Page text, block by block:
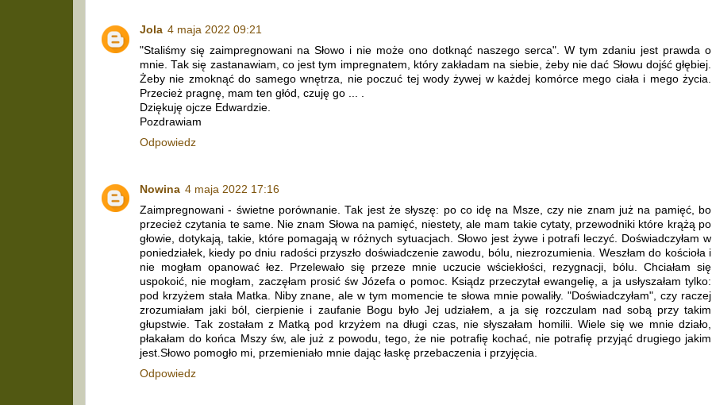
Jola 4 maja 2022 09:21
"Staliśmy się zaimpregnowani na Słowo i nie może ono dotknąć naszego serca". W tym zdaniu jest prawda o
mnie. Tak się zastanawiam, co jest tym impregnatem, który zakładam na siebie, żeby nie dać Słowu dojść głębiej.
Żeby nie zmoknąć do samego wnętrza, nie poczuć tej wody żywej w każdej komórce mego ciała i mego życia.
Przecież pragnę, mam ten głód, czuję go ... .
Dziękuję ojcze Edwardzie.
Pozdrawiam
Odpowiedz
Nowina 4 maja 2022 17:16
Zaimpregnowani - świetne porównanie. Tak jest że słyszę: po co idę na Msze, czy nie znam już na pamięć, bo
przecież czytania te same. Nie znam Słowa na pamięć, niestety, ale mam takie cytaty, przewodniki które krążą po
głowie, dotykają, takie, które pomagają w różnych sytuacjach. Słowo jest żywe i potrafi leczyć. Doświadczyłam w
poniedziałek, kiedy po dniu radości przyszło doświadczenie zawodu, bólu, niezrozumienia. Weszłam do kościoła i
nie mogłam opanować łez. Przelewało się przeze mnie uczucie wściekłości, rezygnacji, bólu. Chciałam się
uspokoić, nie mogłam, zaczęłam prosić św Józefa o pomoc. Ksiądz przeczytał ewangelię, a ja usłyszałam tylko:
pod krzyżem stała Matka. Niby znane, ale w tym momencie te słowa mnie powaliły. "Doświadczyłam", czy raczej
zrozumiałam jaki ból, cierpienie i zaufanie Bogu było Jej udziałem, a ja się rozczulam nad sobą przy takim
głupstwie. Tak zostałam z Matką pod krzyżem na długi czas, nie słyszałam homilii. Wiele się we mnie działo,
płakałam do końca Mszy św, ale już z powodu, tego, że nie potrafię kochać, nie potrafię przyjąć drugiego jakim
jest.Słowo pomogło mi, przemieniało mnie dając łaskę przebaczenia i przyjęcia.
Odpowiedz